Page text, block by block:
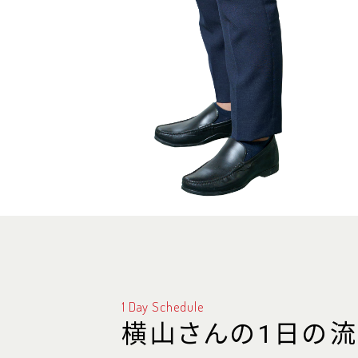
1 Day Schedule
横山さんの1日の